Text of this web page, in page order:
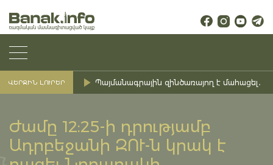
ՎԵՐՋԻՆ ԼՈՒՐԵՐ Պայմանագրային զինծառայող է մահացել․
Ժամը 12:25-ի դրությամբ
Ադրբեջանի ԶՈՒ-ն կրակ է